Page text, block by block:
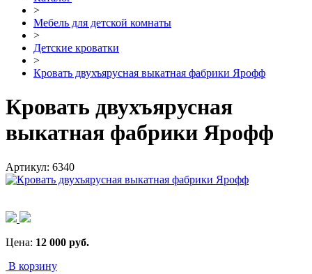
>
Мебель для детской комнаты
>
Детские кроватки
>
Кровать двухъярусная выкатная фабрики Ярофф
Кровать двухъярусная
выкатная фабрики Ярофф
Артикул: 6340
Цена: 12 000 руб.
В корзину